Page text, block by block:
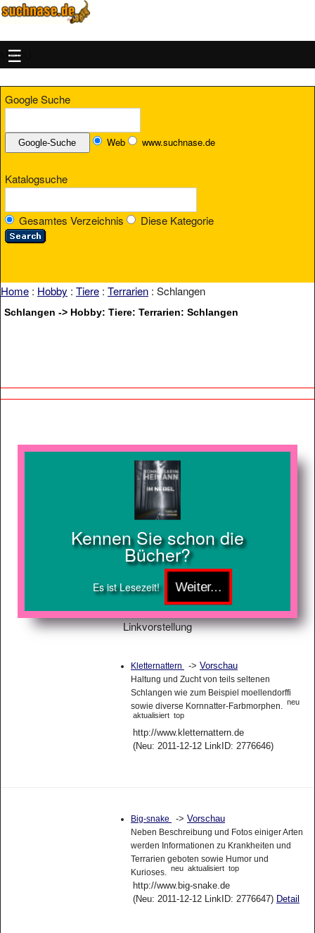
MENU
Google Suche
Web www.suchnase.de
Katalogsuche
Gesamtes Verzeichnis Diese Kategorie
Home : Hobby : Tiere : Terrarien : Schlangen
Schlangen -> Hobby: Tiere: Terrarien: Schlangen
Kennen Sie schon die
Bücher?
Es ist Lesezeit!
Linkvorstellung
Kletternattern -> Vorschau
Haltung und Zucht von teils seltenen
Schlangen wie zum Beispiel moellendorffi
sowie diverse Kornnatter-Farbmorphen. neu
aktualisiert top
http://www.kletternattern.de
(Neu: 2011-12-12 LinkID: 2776646)
Big-snake -> Vorschau
Neben Beschreibung und Fotos einiger Arten
werden Informationen zu Krankheiten und
Terrarien geboten sowie Humor und
Kurioses.
neu aktualisiert top
http://www.big-snake.de
(Neu: 2011-12-12 LinkID: 2776647) Detail